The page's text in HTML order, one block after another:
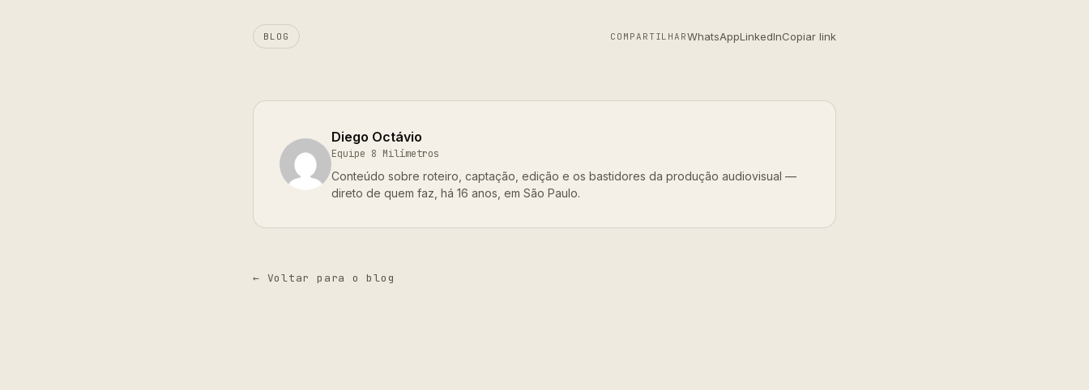
BLOG COMPARTILHARWhatsAppLinkedInCopiar link
Diego Octávio
Equipe 8 Milímetros
Conteúdo sobre roteiro, captação, edição e os bastidores da produção audiovisual —
direto de quem faz, há 16 anos, em São Paulo.
← Voltar para o blog